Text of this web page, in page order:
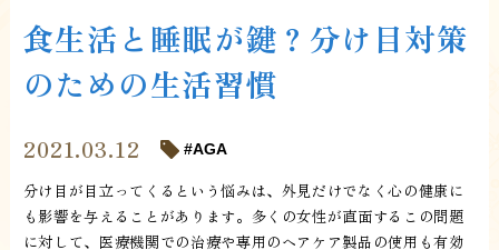
食生活と睡眠が鍵？分け目対策
のための生活習慣
2021.03.12 AGA
分け目が目立ってくるという悩みは、外見だけでなく心の健康に
も影響を与えることがあります。多くの女性が直面するこの問題
に対して、医療機関での治療や専用のヘアケア製品の使用も有効